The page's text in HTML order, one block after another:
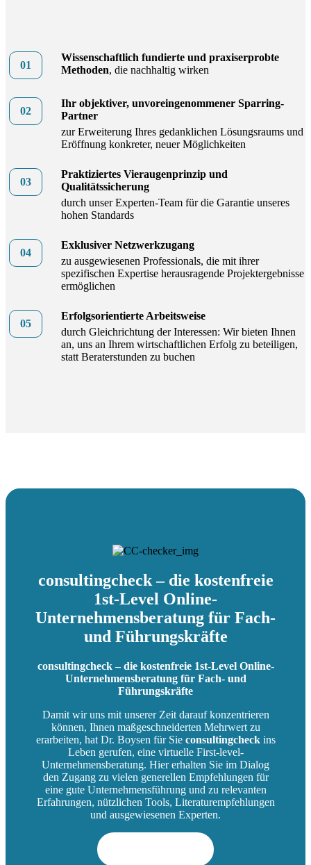
Wissenschaftlich fundierte und praxiserprobte
Methoden, die nachhaltig wirken
Ihr objektiver, unvoreingenommener Sparring-
Partner
zur Erweiterung Ihres gedanklichen Lösungsraums und
Eröffnung konkreter, neuer Möglichkeiten
Praktiziertes Vieraugenprinzip und
Qualitätssicherung
durch unser Experten-Team für die Garantie unseres
hohen Standards
Exklusiver Netzwerkzugang
zu ausgewiesenen Professionals, die mit ihrer
spezifischen Expertise herausragende Projektergebnisse
ermöglichen
Erfolgsorientierte Arbeitsweise
durch Gleichrichtung der Interessen: Wir bieten Ihnen
an, uns an Ihrem wirtschaftlichen Erfolg zu beteiligen,
statt Beraterstunden zu buchen
consultingcheck – die kostenfreie
1st-Level Online-
Unternehmensberatung für Fach-
und Führungskräfte
consultingcheck – die kostenfreie 1st-Level Online-
Unternehmensberatung für Fach- und
Führungskräfte
Damit wir uns mit unserer Zeit darauf konzentrieren
können, Ihnen maßgeschneiderten Mehrwert zu
erarbeiten, hat Dr. Boysen für Sie consultingcheck ins
Leben gerufen, eine virtuelle First-level-
Unternehmensberatung. Hier erhalten Sie im Dialog
den Zugang zu vielen generellen Empfehlungen für
eine gute Unternehmensführung und zu relevanten
Erfahrungen, nützlichen Tools, Literaturempfehlungen
und ausgewiesenen Experten.